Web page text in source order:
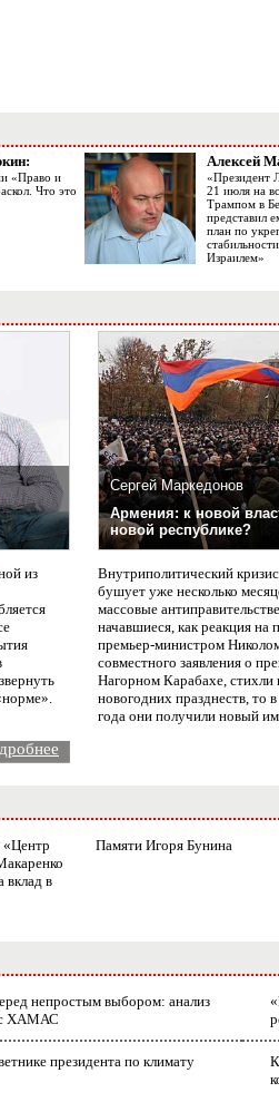
«Право и
Что это
Алексей
«Президент
21 июля на
Трампом в
представил
план по
Израилем»
из
Сергей Маркедонов
Армения: к новой
новой республике?
Внутриполитический
бушует уже несколько
массовые
начавшиеся, как реакция на
премьер-министром
совместного заявления о
Нагорном Карабахе, стихли
новогодних празднеств, то
года они получили новый
«Центр
в
Памяти Игоря Бунина
непростым выбором: анализ
с ХАМАС
президента по климату